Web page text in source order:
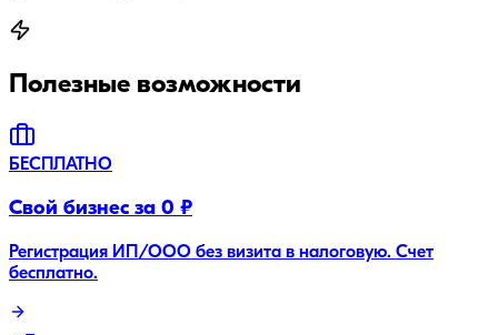
Полезные возможности
БЕСПЛАТНО
Свой бизнес за 0 ₽
Регистрация ИП/ООО без визита в налоговую. Счет
бесплатно.